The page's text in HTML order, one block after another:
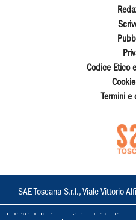
Codice Etico
Termini
SAE Toscana S.r.l., Viale Vittorio
I diritti delle immagini e dei testi